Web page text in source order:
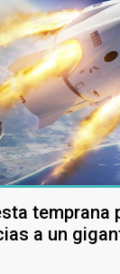
temprana
a un